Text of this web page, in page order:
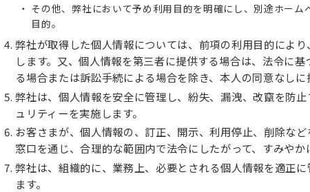
その他、弊社において予め利用目的を明確にし、別途ホー
目的。
弊社が取得した個人情報については、前項の利用目的によ
します。又、個人情報を第三者に提供する場合は、法令に
る場合または訴訟手続による場合を除き、本人の同意なしに
弊社は、個人情報を安全に管理し、紛失、漏洩、改竄を防
ュリティーを実施します。
お客さまが、個人情報の、訂正、開示、利用停止、削除な
窓口を通じ、合理的な範囲内で法令にしたがって、すみやか
弊社は、組織的に、業務上、必要とされる個人情報を適正
ます。